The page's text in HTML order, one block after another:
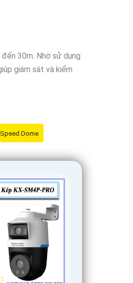
30m. Nhờ sử dụng
giám sát và kiểm
Speed Dome